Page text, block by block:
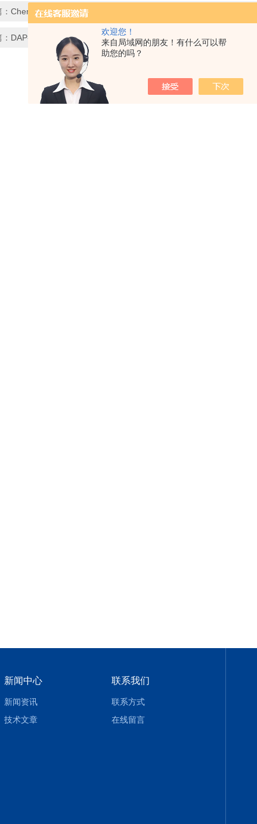
欢迎您！
来自局域网的朋友！有什么可以帮
助您的吗？
Chem-300耐腐蚀真空泵其技术特点分别是什么？
DAP-6D隔膜真空泵具有怎样的功能呢？
新闻中心
新闻资讯
技术文章
联系我们
联系方式
在线留言